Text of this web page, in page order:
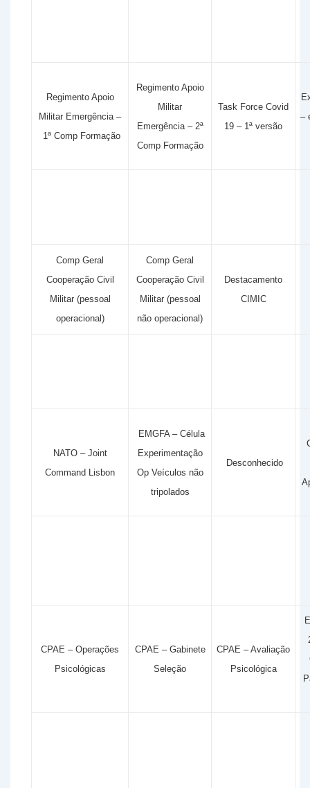
Regimento Apoio
Militar Emergência –
1ª Comp Formação
Regimento Apoio
Militar
Emergência – 2ª
Comp Formação
Task Force Covid
19 – 1ª versão
–
Comp Geral
Cooperação Civil
Militar (pessoal
operacional)
Comp Geral
Cooperação Civil
Militar (pessoal
não operacional)
Destacamento
CIMIC
NATO – Joint
Command Lisbon
EMGFA – Célula
Experimentação
Op Veículos não
tripolados
Desconhecido
CPAE – Operações
Psicológicas
CPAE – Gabinete
Seleção
CPAE – Avaliação
Psicológica